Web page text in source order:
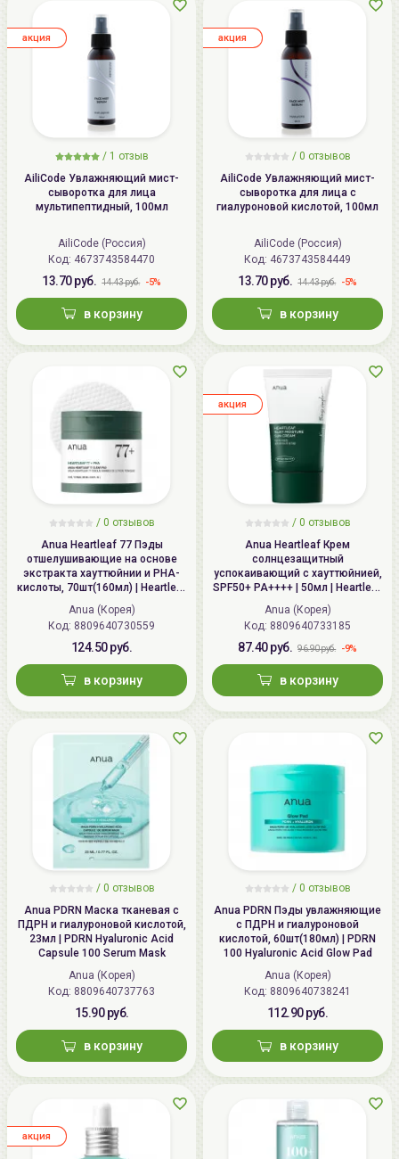
/ 1 отзыв
AiliCode Увлажняющий мист-
сыворотка для лица
мультипептидный, 100мл
AiliCode (Россия)
Код: 4673743584470
13.70 руб. 14.43 руб. -5%
в корзину
aкция
/ 0 отзывов
AiliCode Увлажняющий мист-
сыворотка для лица с
гиалуроновой кислотой, 100мл
AiliCode (Россия)
Код: 4673743584449
13.70 руб. 14.43 руб. -5%
в корзину
aкция
/ 0 отзывов
Anua Heartleaf 77 Пэды
отшелушивающие на основе
экстракта хауттюйнии и PHA-
кислоты, 70шт(160мл) | Heartleaf
77 Clear Pad
Anua (Корея)
Код: 8809640730559
124.50 руб.
в корзину
/ 0 отзывов
Anua Heartleaf Крем
солнцезащитный
успокаивающий с хауттюйнией,
SPF50+ PA++++ | 50мл | Heartleaf
Silky Moisture Sun Cream SPF50+
PA++++
Anua (Корея)
Код: 8809640733185
87.40 руб. 96.90 руб. -9%
в корзину
aкция
/ 0 отзывов
Anua PDRN Маска тканевая с
ПДРН и гиалуроновой кислотой,
23мл | PDRN Hyaluronic Acid
Capsule 100 Serum Mask
Anua (Корея)
Код: 8809640737763
15.90 руб.
в корзину
/ 0 отзывов
Anua PDRN Пэды увлажняющие
с ПДРН и гиалуроновой
кислотой, 60шт(180мл) | PDRN
100 Hyaluronic Acid Glow Pad
Anua (Корея)
Код: 8809640738241
112.90 руб.
в корзину
aкция